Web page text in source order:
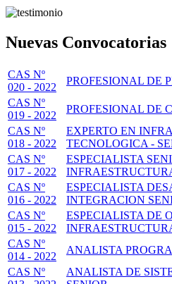
Nuevas Convocatorias
CAS Nº
020 - 2022
PROFESIONAL DE
CAS Nº
019 - 2022
PROFESIONAL DE
CAS Nº
018 - 2022
EXPERTO EN
TECNOLOGICA -
CAS Nº
017 - 2022
ESPECIALISTA
CAS Nº
016 - 2022
ESPECIALISTA
INTEGRACION
CAS Nº
015 - 2022
ESPECIALISTA DE
CAS Nº
014 - 2022
ANALISTA
CAS Nº
ANALISTA DE